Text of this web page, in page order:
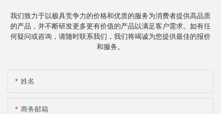
我们致力于以极具竞争力的价格和优质的服务为消费者提供高品质
的产品，并不断研发更多更有价值的产品以满足客户需求。如有任
何疑问或咨询，请随时联系我们，我们将竭诚为您提供最佳的报价
和服务。
姓名
商务邮箱